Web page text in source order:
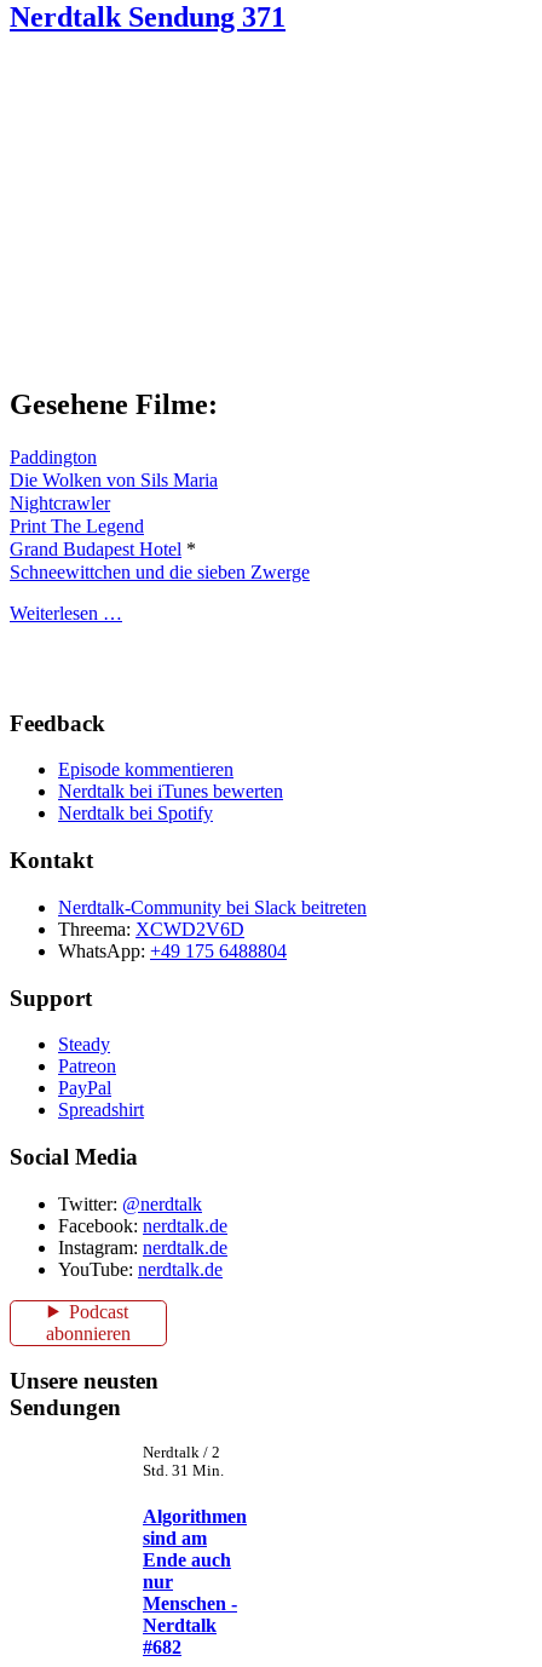
Nerdtalk Sendung 371
Gesehene Filme:
Paddington
Die Wolken von Sils Maria
Nightcrawler
Print The Legend
Grand Budapest Hotel *
Schneewittchen und die sieben Zwerge
Weiterlesen …
Feedback
Episode kommentieren
Nerdtalk bei iTunes bewerten
Nerdtalk bei Spotify
Kontakt
Nerdtalk-Community bei Slack beitreten
Threema: XCWD2V6D
WhatsApp: +49 175 6488804
Support
Steady
Patreon
PayPal
Spreadshirt
Social Media
Twitter: @nerdtalk
Facebook: nerdtalk.de
Instagram: nerdtalk.de
YouTube: nerdtalk.de
Podcast
abonnieren
Unsere neusten
Sendungen
Nerdtalk / 2
Std. 31 Min.
Algorithmen
sind am
Ende auch
nur
Menschen -
Nerdtalk
#682